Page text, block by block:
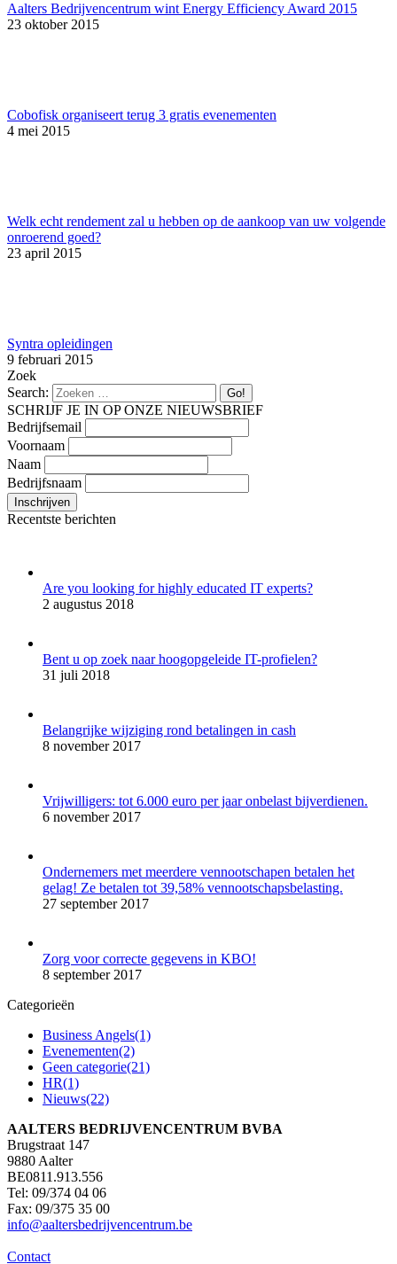
Aalters Bedrijvencentrum wint Energy Efficiency Award 2015
23 oktober 2015
Cobofisk organiseert terug 3 gratis evenementen
4 mei 2015
Welk echt rendement zal u hebben op de aankoop van uw volgende
onroerend goed?
23 april 2015
Syntra opleidingen
9 februari 2015
Zoek
Search:
SCHRIJF JE IN OP ONZE NIEUWSBRIEF
Bedrijfsemail
Voornaam
Naam
Bedrijfsnaam
Recentste berichten
Are you looking for highly educated IT experts?
2 augustus 2018
Bent u op zoek naar hoogopgeleide IT-profielen?
31 juli 2018
Belangrijke wijziging rond betalingen in cash
8 november 2017
Vrijwilligers: tot 6.000 euro per jaar onbelast bijverdienen.
6 november 2017
Ondernemers met meerdere vennootschapen betalen het
gelag! Ze betalen tot 39,58% vennootschapsbelasting.
27 september 2017
Zorg voor correcte gegevens in KBO!
8 september 2017
Categorieën
Business Angels(1)
Evenementen(2)
Geen categorie(21)
HR(1)
Nieuws(22)
AALTERS BEDRIJVENCENTRUM BVBA
Brugstraat 147
9880 Aalter
BE0811.913.556
Tel: 09/374 04 06
Fax: 09/375 35 00
info@aaltersbedrijvencentrum.be
Contact